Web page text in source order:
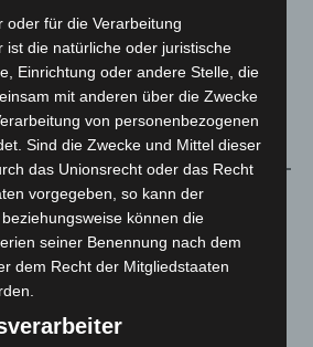
Air 2026: Französische Oper im
oder für die Verarbeitung
ist die natürliche oder juristische
Einrichtung oder andere Stelle, die
mit anderen über die Zwecke
von personenbezogenen
Sind die Zwecke und Mittel dieser
das Unionsrecht oder das Recht
vorgegeben, so kann der
können die
seiner Benennung nach dem
dem Recht der Mitgliedstaaten